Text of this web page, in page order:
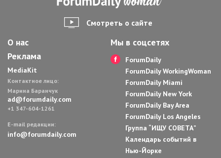
Смотреть о сайте
О нас
Реклама
MediaKit
Контактное лицо:
Марина Баранчук
ad@forumdaily.com
+1 347-604-1261
E-mail редакции:
info@forumdaily.com
Мы в соцсетях
ForumDaily
ForumDaily WorkingWoman
ForumDaily Miami
ForumDaily New York
ForumDaily Bay Area
ForumDaily Los Angeles
Группа “ИЩУ СОВЕТА”
Календарь событий в
Нью-Йорке